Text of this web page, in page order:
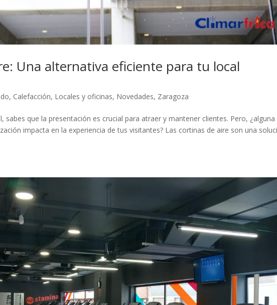
Una alternativa eficiente para tu local
, Calefacción, Locales y oficinas, Novedades, Zaragoza
sabes que la presentación es crucial para atraer y mantener clientes. Pero, ¿alguna
impacta en la experiencia de tus visitantes? Las cortinas de aire son una